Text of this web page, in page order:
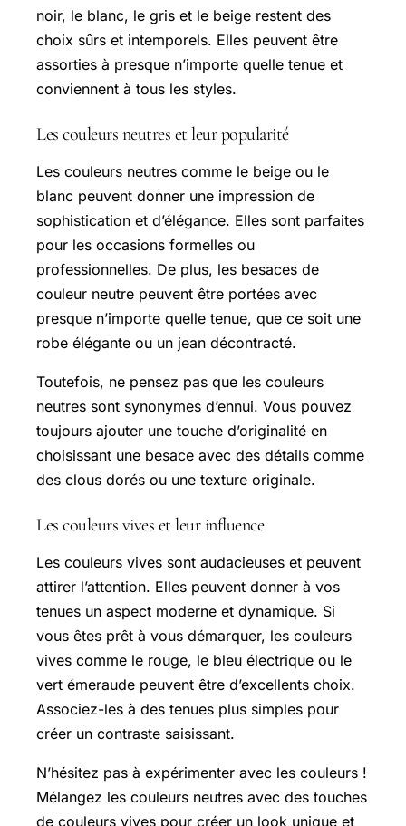
noir, le blanc, le gris et le beige restent des
choix sûrs et intemporels. Elles peuvent être
assorties à presque n’importe quelle tenue et
conviennent à tous les styles.
Les couleurs neutres et leur popularité
Les couleurs neutres comme le beige ou le
blanc peuvent donner une impression de
sophistication et d’élégance. Elles sont parfaites
pour les occasions formelles ou
professionnelles. De plus, les besaces de
couleur neutre peuvent être portées avec
presque n’importe quelle tenue, que ce soit une
robe élégante ou un jean décontracté.
Toutefois, ne pensez pas que les couleurs
neutres sont synonymes d’ennui. Vous pouvez
toujours ajouter une touche d’originalité en
choisissant une besace avec des détails comme
des clous dorés ou une texture originale.
Les couleurs vives et leur influence
Les couleurs vives sont audacieuses et peuvent
attirer l’attention. Elles peuvent donner à vos
tenues un aspect moderne et dynamique. Si
vous êtes prêt à vous démarquer, les couleurs
vives comme le rouge, le bleu électrique ou le
vert émeraude peuvent être d’excellents choix.
Associez-les à des tenues plus simples pour
créer un contraste saisissant.
N’hésitez pas à expérimenter avec les couleurs !
Mélangez les couleurs neutres avec des touches
de couleurs vives pour créer un look unique et